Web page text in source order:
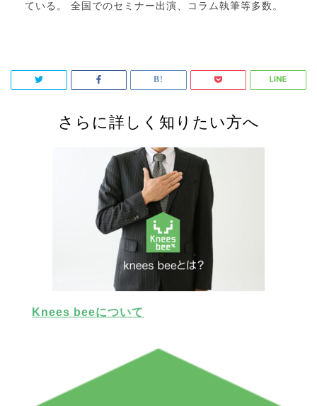
ている。 全国でのセミナー出演、コラム執筆等多数。
さらに詳しく知りたい方へ
Knees beeについて